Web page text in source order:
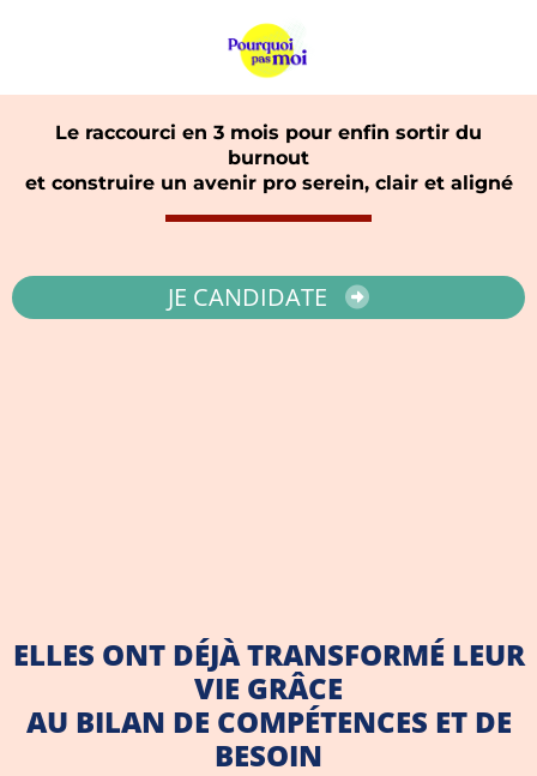
Le raccourci en 3 mois pour enfin sortir du
burnout
et construire un avenir pro serein, clair et aligné
JE CANDIDATE
ELLES ONT DÉJÀ TRANSFORMÉ LEUR
VIE GRÂCE
AU BILAN DE COMPÉTENCES ET DE
BESOIN